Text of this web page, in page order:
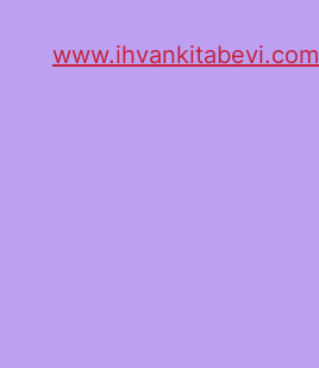
www.ihvankitabevi.com